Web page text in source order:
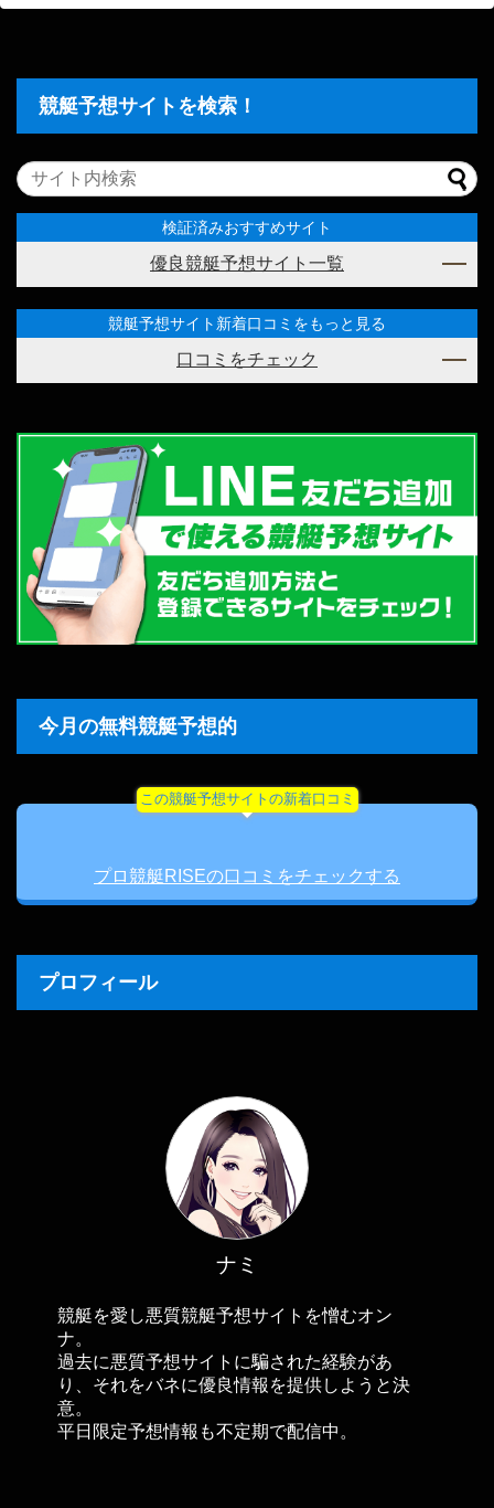
競艇予想サイトを検索！
検証済みおすすめサイト
優良競艇予想サイト一覧
競艇予想サイト新着口コミをもっと見る
口コミをチェック
今月の無料競艇予想的
この競艇予想サイトの新着口コミ
プロ競艇RISEの口コミをチェックする
プロフィール
ナミ
競艇を愛し悪質競艇予想サイトを憎むオン
ナ。
過去に悪質予想サイトに騙された経験があ
り、それをバネに優良情報を提供しようと決
意。
平日限定予想情報も不定期で配信中。